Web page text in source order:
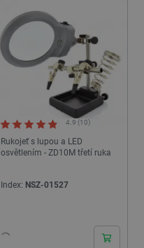
Rukojeť s lupou a LED
osvětlením - ZD10M třetí ruka
4.9 (10)
Index: NSZ-01527